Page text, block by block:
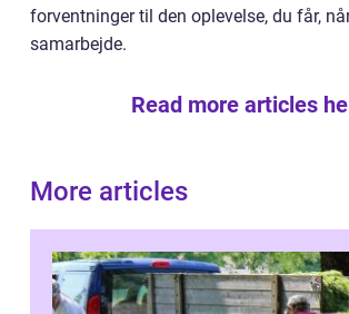
forventninger til den oplevelse, du får,
samarbejde.
Read more articles
More articles